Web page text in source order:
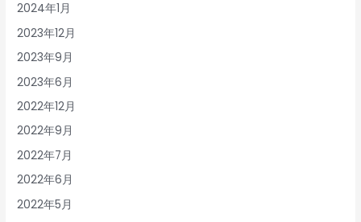
2024年1月
2023年12月
2023年9月
2023年6月
2022年12月
2022年9月
2022年7月
2022年6月
2022年5月